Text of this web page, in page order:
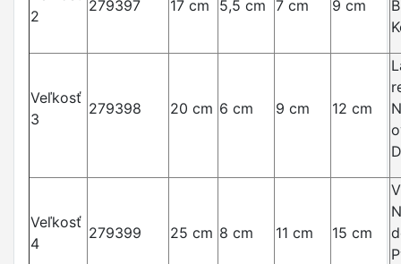
2
279397 17 cm 5,5 cm 7 cm 9 cm
Veľkosť
3
279398 20 cm 6 cm 9 cm 12 cm
Veľkosť
4
279399 25 cm 8 cm 11 cm 15 cm